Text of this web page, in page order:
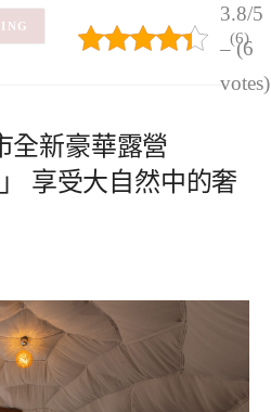
3.8/5
– (6
votes)
(6)
全新豪華露營
」 享受大自然中的奢